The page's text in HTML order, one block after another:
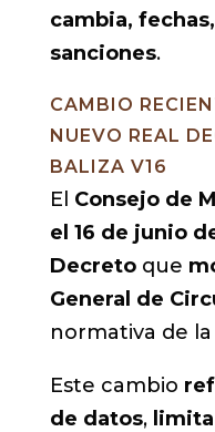
cambia,
sanciones.
CAMBIO
NUEVO REAL
BALIZA V16
El Consejo de
el 16 de junio
Decretoque
General de
normativa de la
Este cambio
de datos,